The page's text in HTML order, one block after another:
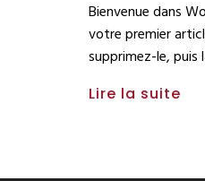
Bienvenue dans
votre premier
supprimez-le, puis
Lire la suite